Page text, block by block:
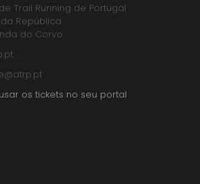
Trail Running de Portugal
República
do Corvo
os tickets no seu portal